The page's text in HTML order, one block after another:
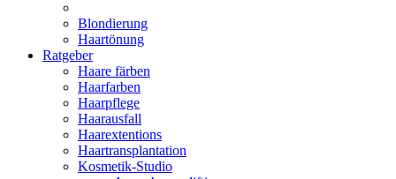
Blondierung
Haartönung
Ratgeber
Haare färben
Haarfarben
Haarpflege
Haarausfall
Haarextentions
Haartransplantation
Kosmetik-Studio